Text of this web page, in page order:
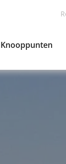
Knooppunten